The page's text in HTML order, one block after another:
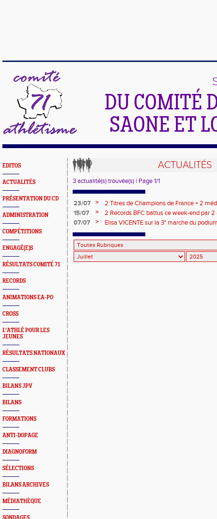
DU COMITÉ
SAONE ET
EDITOS
ACTUALITÉS
PRÉSENTATION DU CD
ADMINISTRATION
COMPÉTITIONS
ENGAGÉ(E)S
RÉSULTATS COMITÉ 71
RECORDS
ANIMATIONS EA-PO
CROSS
L'ATHLÉ POUR LES
JEUNES
RÉSULTATS NATIONAUX
CLASSEMENT CLUBS
BILANS JPV
BILANS
FORMATIONS
ANTI-DOPAGE
DIAGNOFORM
SÉLECTIONS
BILANS ARCHIVES
MÉDIATHÈQUE
ACTUALITÉS
3 actualité(s) trouvée(s) | Page 1/1
23/07 >
2 Titres de Champions de France + 2
athlètes du 71
15/07 >
2 Records BFC battus ce week-end par
07/07
> Elisa VICENTE sur la 3° marche du